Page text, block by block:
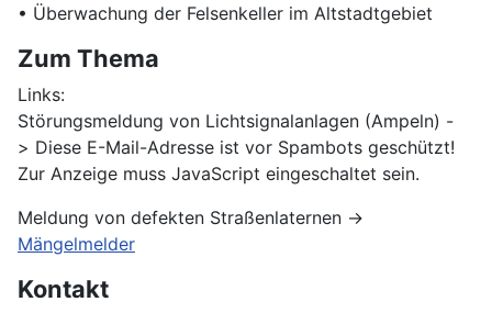
• Überwachung der Felsenkeller im Altstadtgebiet
Zum Thema
Links:
Störungsmeldung von Lichtsignalanlagen (Ampeln) -
> Diese E-Mail-Adresse ist vor Spambots geschützt!
Zur Anzeige muss JavaScript eingeschaltet sein.
Meldung von defekten Straßenlaternen ->
Mängelmelder
Kontakt